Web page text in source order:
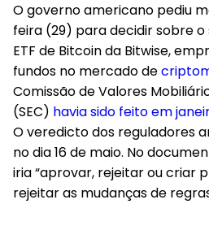
O governo americano pediu
feira (29) para decidir sobre o
ETF de Bitcoin da Bitwise,
fundos no mercado de
Comissão de Valores
(SEC) havia sido feito em
O veredicto dos reguladores
no dia 16 de maio. No
iria “aprovar, rejeitar ou criar
rejeitar as mudanças de